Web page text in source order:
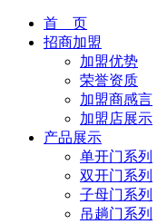
首 页
招商加盟
加盟优势
荣誉资质
加盟商感言
加盟店展示
产品展示
单开门系列
双开门系列
子母门系列
吊趟门系列